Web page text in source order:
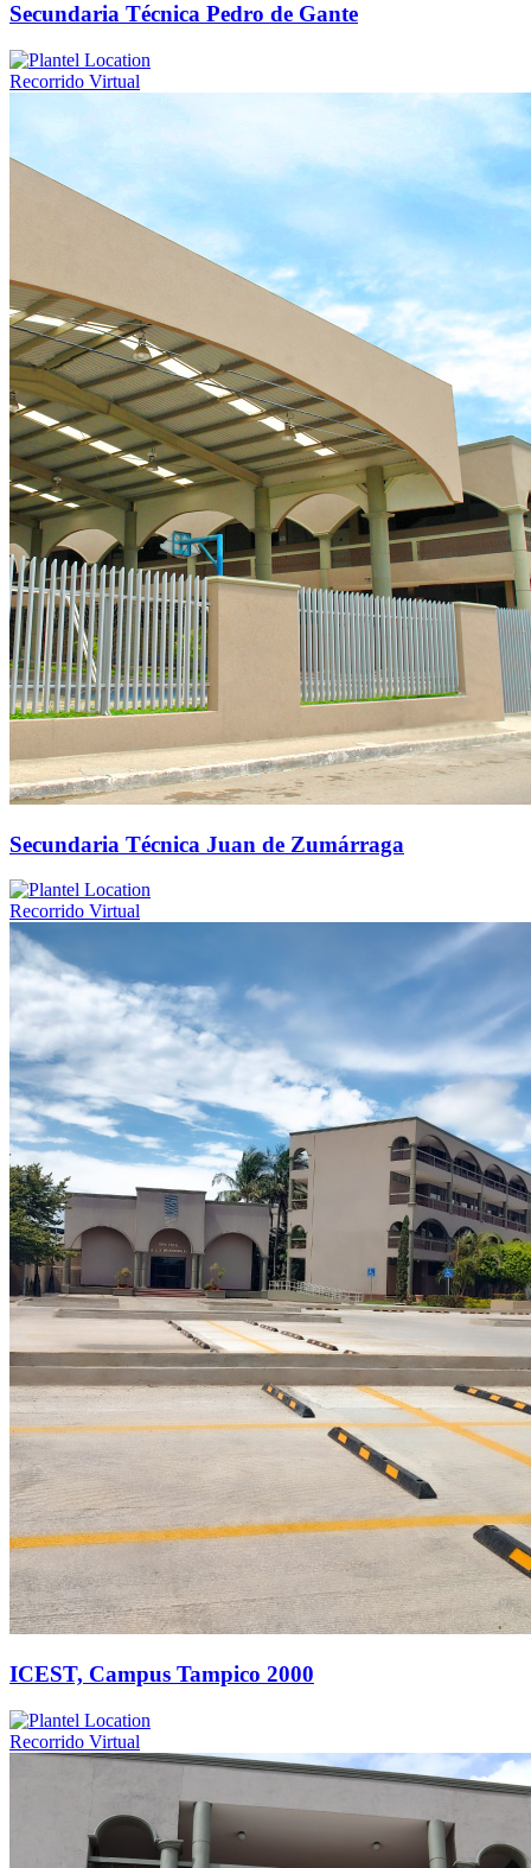
Secundaria Técnica Pedro de Gante
Recorrido Virtual
Secundaria Técnica Juan de Zumárraga
Recorrido Virtual
ICEST, Campus Tampico 2000
Recorrido Virtual